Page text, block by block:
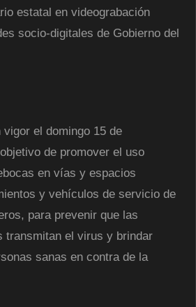
estatal en videograbación
socio-digitales de Gobierno del
vigor el domingo 15 de
de promover el uso
en vías y espacios
y vehículos de servicio de
para prevenir que las
transmitan el virus y brindar
sanas en contra de la